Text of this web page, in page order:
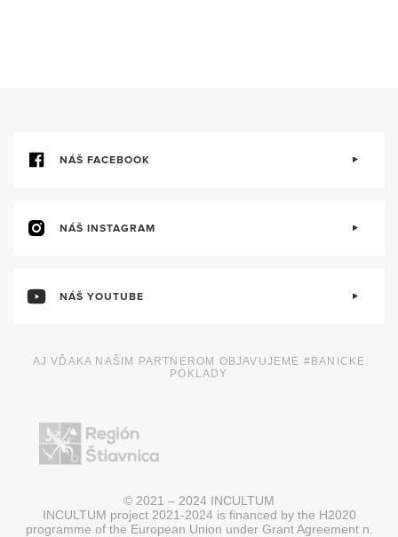
NÁŠ FACEBOOK
NÁŠ INSTAGRAM
NÁŠ YOUTUBE
AJ VĎAKA NAŠIM PARTNEROM OBJAVUJEME #BANICKE
POKLADY
© 2021 – 2024 INCULTUM
INCULTUM project 2021-2024 is financed by the H2020
programme of the European Union under Grant Agreement n.